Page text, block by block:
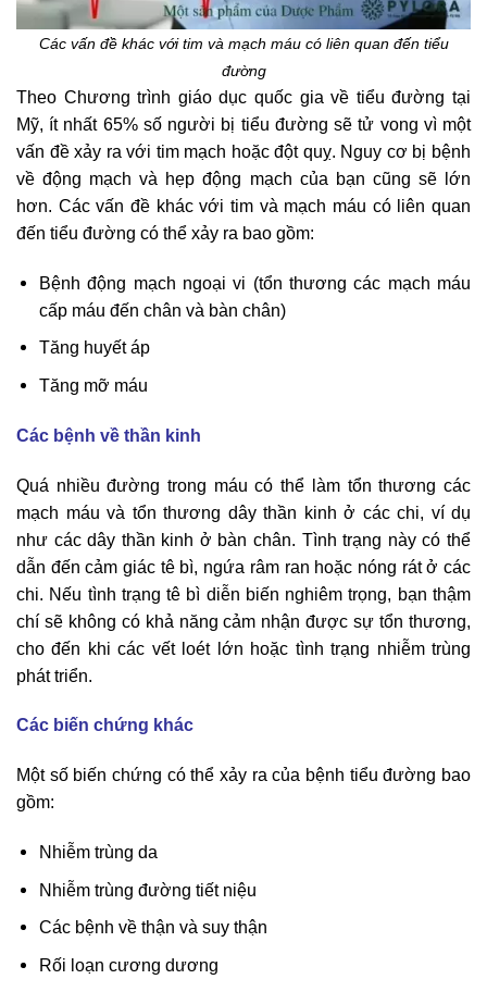
Các vấn đề khác với tim và mạch máu có liên quan đến tiểu
đường
Theo Chương trình giáo dục quốc gia về tiểu đường tại
Mỹ, ít nhất 65% số người bị tiểu đường sẽ tử vong vì một
vấn đề xảy ra với tim mạch hoặc đột quỵ. Nguy cơ bị bệnh
về động mạch và hẹp động mạch của bạn cũng sẽ lớn
hơn. Các vấn đề khác với tim và mạch máu có liên quan
đến tiểu đường có thể xảy ra bao gồm:
Bệnh động mạch ngoại vi (tổn thương các mạch máu
cấp máu đến chân và bàn chân)
Tăng huyết áp
Tăng mỡ máu
Các bệnh về thần kinh
Quá nhiều đường trong máu có thể làm tổn thương các
mạch máu và tổn thương dây thần kinh ở các chi, ví dụ
như các dây thần kinh ở bàn chân. Tình trạng này có thể
dẫn đến cảm giác tê bì, ngứa râm ran hoặc nóng rát ở các
chi. Nếu tình trạng tê bì diễn biến nghiêm trọng, bạn thậm
chí sẽ không có khả năng cảm nhận được sự tổn thương,
cho đến khi các vết loét lớn hoặc tình trạng nhiễm trùng
phát triển.
Các biến chứng khác
Một số biến chứng có thể xảy ra của bệnh tiểu đường bao
gồm:
Nhiễm trùng da
Nhiễm trùng đường tiết niệu
Các bệnh về thận và suy thận
Rối loạn cương dương